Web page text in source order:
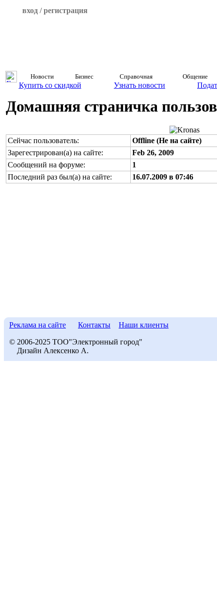
вход / регистрация
Новости Бизнес Справочная Общение
Купить со скидкой Узнать новости
Домашняя страничка
Сейчас пользователь:
Offline (Не на сайте)
Зарегестрирован(а) на сайте:
Feb 26, 2009
Сообщений на форуме:
1
Последний раз был(а) на сайте:
16.07.2009 в 07:46
Реклама на сайте Контакты Наши клиенты
© 2006-2025 ТОО"Электронный город"
Дизайн Алексенко А.